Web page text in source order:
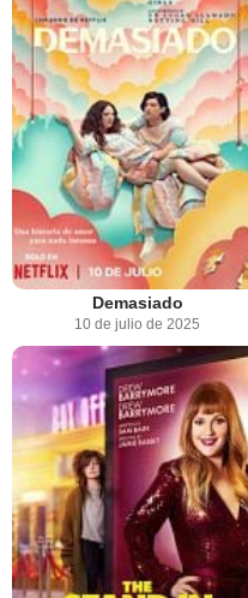
Demasiado
10 de julio de 2025